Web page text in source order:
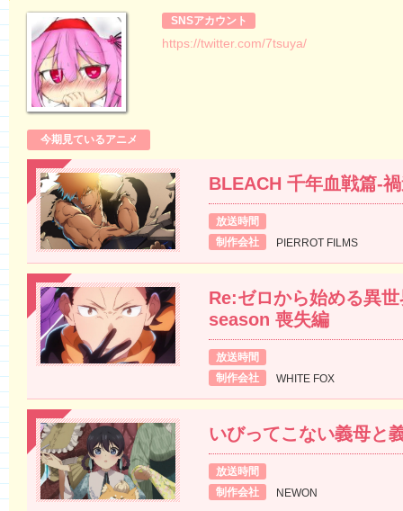
SNSアカウント
https://twitter.com/7tsuya/
今期見ているアニメ
BLEACH 千年血戦篇-
放送時間
制作会社
PIERROT FILMS
Re:ゼロから始める異
season 喪失編
放送時間
制作会社
WHITE FOX
いびってこない義母と
放送時間
制作会社
NEWON